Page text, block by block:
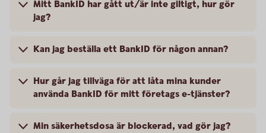
Mitt BankID har gått ut/är inte giltigt, hur gör
jag?
Kan jag beställa ett BankID för någon annan?
Hur går jag tillväga för att låta mina kunder
använda BankID för mitt företags e-tjänster?
Min säkerhetsdosa är blockerad, vad gör jag?